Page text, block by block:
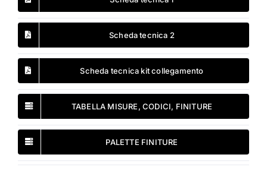
Scheda tecnica 2
Scheda tecnica kit collegamento
TABELLA MISURE, CODICI, FINITURE
PALETTE FINITURE